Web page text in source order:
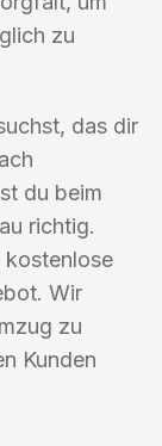
zu
das dir
du beim
richtig.
kostenlose
Wir
zu
Kunden